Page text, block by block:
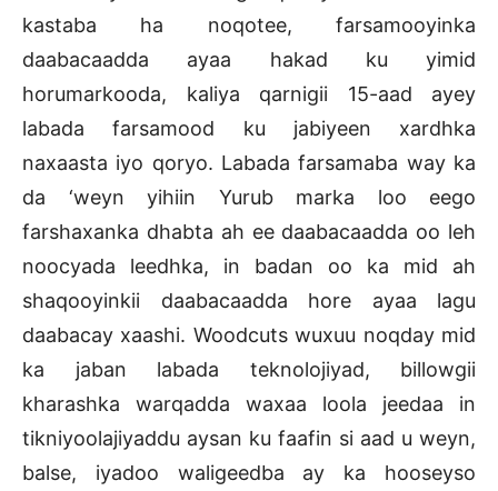
kastaba ha noqotee, farsamooyinka
daabacaadda ayaa hakad ku yimid
horumarkooda, kaliya qarnigii 15-aad ayey
labada farsamood ku jabiyeen xardhka
naxaasta iyo qoryo. Labada farsamaba way ka
da ‘weyn yihiin Yurub marka loo eego
farshaxanka dhabta ah ee daabacaadda oo leh
noocyada leedhka, in badan oo ka mid ah
shaqooyinkii daabacaadda hore ayaa lagu
daabacay xaashi. Woodcuts wuxuu noqday mid
ka jaban labada teknolojiyad, billowgii
kharashka warqadda waxaa loola jeedaa in
tikniyoolajiyaddu aysan ku faafin si aad u weyn,
balse, iyadoo waligeedba ay ka hooseyso